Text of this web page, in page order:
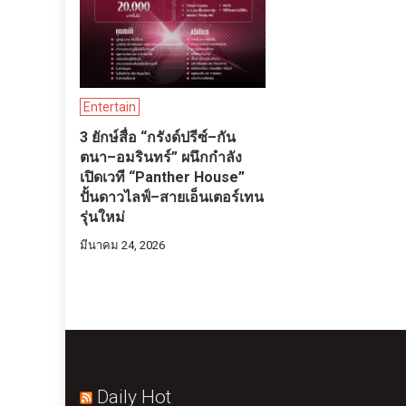
Entertain
3 ยักษ์สื่อ “กรังด์ปรีซ์–กัน
ตนา–อมรินทร์” ผนึกกำลัง
เปิดเวที “Panther House”
ปั้นดาวไลฟ์–สายเอ็นเตอร์เทน
รุ่นใหม่
มีนาคม 24, 2026
Daily Hot